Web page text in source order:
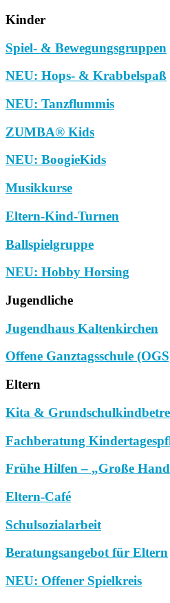
Kinder
Spiel- & Bewegungsgruppen
NEU: Hops- & Krabbelspaß
NEU: Tanzflummis
ZUMBA® Kids
NEU: BoogieKids
Musikkurse
Eltern-Kind-Turnen
Ballspielgruppe
NEU: Hobby Horsing
Jugendliche
Jugendhaus Kaltenkirchen
Offene Ganztagsschule
Eltern
Kita &
Fachberatung
Frühe Hilfen – „Große
Eltern-Café
Schulsozialarbeit
Beratungsangebot für Eltern
NEU: Offener Spielkreis